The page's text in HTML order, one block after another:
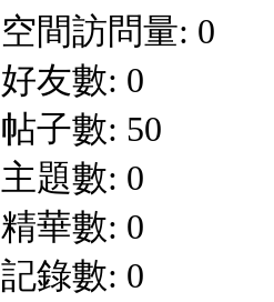
空間訪問量: 0
好友數: 0
帖子數: 50
主題數: 0
精華數: 0
記錄數: 0